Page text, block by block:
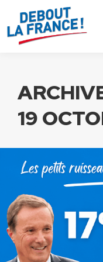
19
Panneau de gestion des